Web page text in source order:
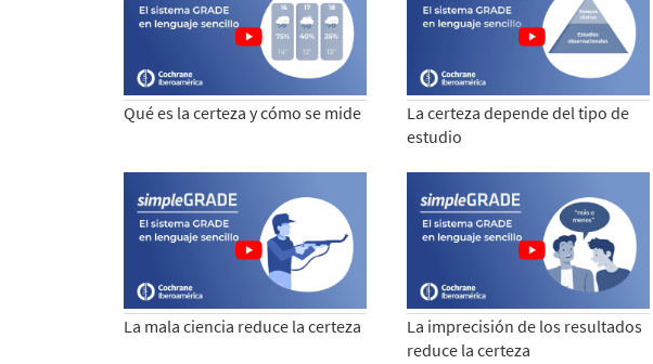
Qué es la certeza y cómo se mide
La certeza depende del tipo de
estudio
La mala ciencia reduce la certeza
La imprecisión de los resultados
reduce la certeza